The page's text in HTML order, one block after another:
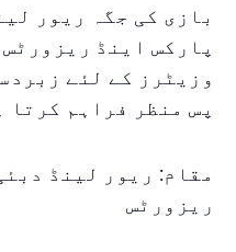
بازی کی جگہ ریور
پارکس اینڈ
وزیٹرز کے لئے
پس منظر فراہم کرتا
مقام: ریور لینڈ
ریزورٹس